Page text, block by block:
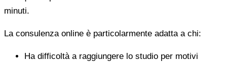
minuti.
La consulenza online è particolarmente adatta a chi:
Ha difficoltà a raggiungere lo studio per motivi